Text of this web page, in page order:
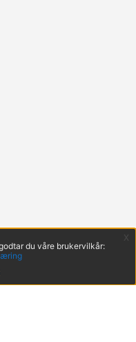
du våre brukervilkår:
x